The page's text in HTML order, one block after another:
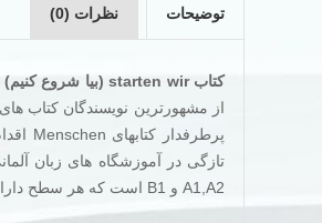
توضیحات نظرات (0)
کتاب starten wir (بیا شروع کنیم)
تازگی در آموزشگاه های زبان
A1,A2 و B1 است که هر سطح دارای کتاب درسی (Kursbuch) و کتاب تمرین (Arbeitsbuch) و هر کتاب شامل ۱۲ درس می باشد.